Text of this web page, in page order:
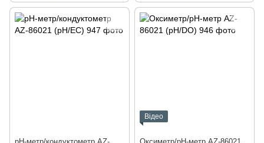
Відео